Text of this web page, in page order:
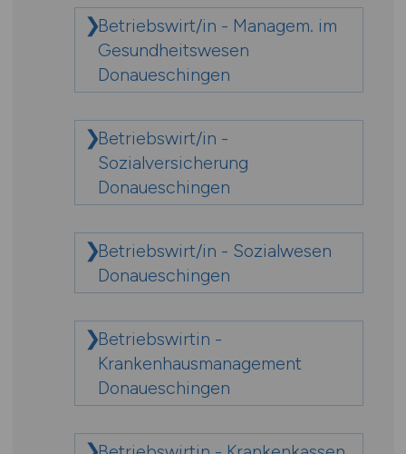
Betriebswirt/in - Managem. im
Gesundheitswesen
Donaueschingen
Betriebswirt/in -
Sozialversicherung
Donaueschingen
Betriebswirt/in - Sozialwesen
Donaueschingen
Betriebswirtin -
Krankenhausmanagement
Donaueschingen